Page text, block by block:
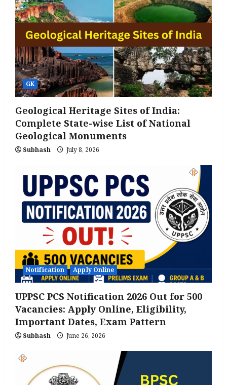
GK
Geological Heritage Sites of India:
Complete State-wise List of National
Geological Monuments
Subhash July 8, 2026
Notification Apply Online
UPPSC PCS Notification 2026 Out for 500
Vacancies: Apply Online, Eligibility,
Important Dates, Exam Pattern
Subhash June 26, 2026